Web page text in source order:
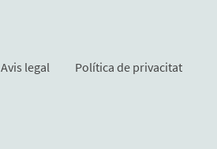
Avis legal Política de privacitat